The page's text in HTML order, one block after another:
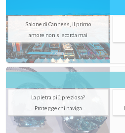
Salone di Canness, il primo
amore non si scorda mai
La pietra più preziosa?
Protegge chi naviga